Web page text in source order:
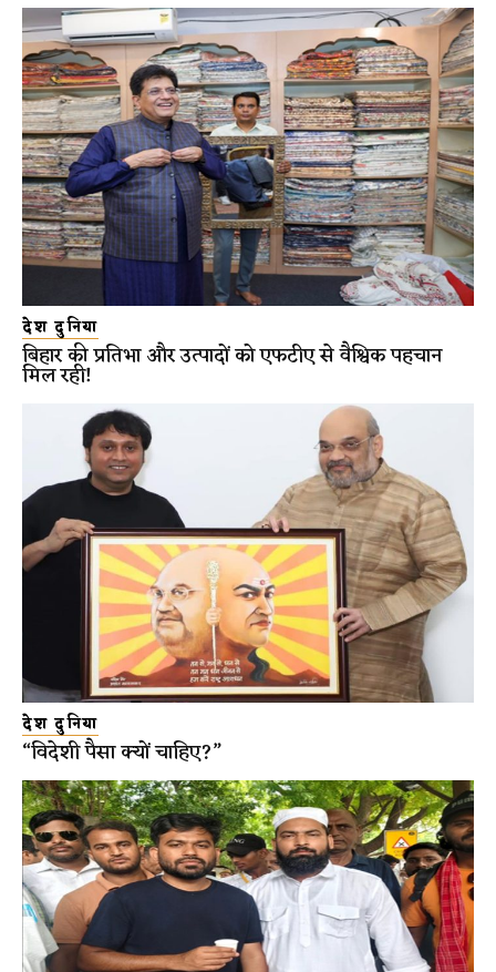
देश दुनिया
बिहार की प्रतिभा और उत्पादों को एफटीए से वैश्विक पहचान
मिल रही!
देश दुनिया
“विदेशी पैसा क्यों चाहिए?”